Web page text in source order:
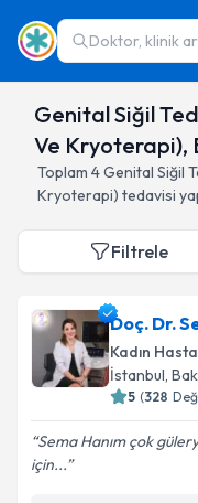
Doktor, klinik
Genital Siğil
Ve Kryoterapi),
Toplam 4Genital Siğil
Kryoterapi) tedavisi
Filtrele
Doç. Dr.
Kadın
İstanbul,
5 (328
Sema Hanım çok
için...